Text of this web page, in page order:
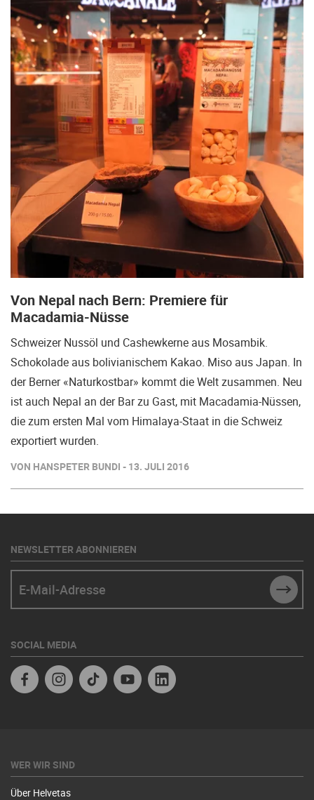
Von Nepal nach Bern: Premiere für
Macadamia-Nüsse
Schweizer Nussöl und Cashewkerne aus Mosambik.
Schokolade aus bolivianischem Kakao. Miso aus Japan. In
der Berner «Naturkostbar» kommt die Welt zusammen. Neu
ist auch Nepal an der Bar zu Gast, mit Macadamia-Nüssen,
die zum ersten Mal vom Himalaya-Staat in die Schweiz
exportiert wurden.
VON HANSPETER BUNDI - 13. JULI 2016
NEWSLETTER ABONNIEREN
SOCIAL MEDIA
FacebookInstagramTikTok Youtube
WER WIR SIND
Über Helvetas